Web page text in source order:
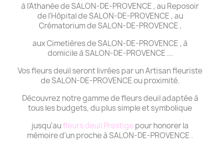
à l'Athanée de SALON-DE-PROVENCE , au Reposoir
de l'Hôpital de SALON-DE-PROVENCE , au
Crématorium de SALON-DE-PROVENCE ,
aux Cimetières de SALON-DE-PROVENCE , à
domicile à SALON-DE-PROVENCE ...
Vos fleurs deuil seront livrées par un Artisan fleuriste
de SALON-DE-PROVENCE ou proximité.
Découvrez notre gamme de fleurs deuil adaptée à
tous les budgets, du plus simple et symbolique
jusqu'aufleurs deuil Prestigepour honorer la
mémoire d'un proche à SALON-DE-PROVENCE .